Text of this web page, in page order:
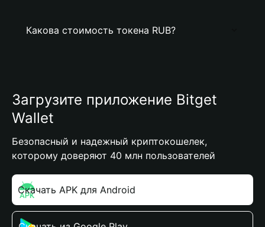
Какова стоимость токена RUB?
Загрузите приложение Bitget
Wallet
Безопасный и надежный криптокошелек,
которому доверяют 40 млн пользователей
Скачать APK для Android